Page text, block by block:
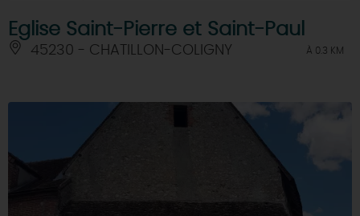
Eglise Saint-Pierre et Saint-Paul
45230 - CHATILLON-COLIGNY À 0.3 KM